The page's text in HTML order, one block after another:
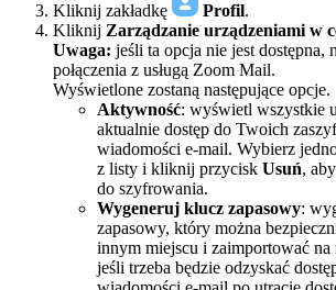
Kliknij zakładkę
Profil.
Kliknij Zarządzanie urządzeniami w
Uwaga: jeśli ta opcja nie jest dostępna,
połączenia z usługą Zoom Mail.
Wyświetlone zostaną następujące opcje.
Aktywność: wyświetl wszystkie
aktualnie dostęp do Twoich
wiadomości e-mail. Wybierz
z listy i kliknij przycisk Usuń,
do szyfrowania.
Wygeneruj klucz zapasowy:
zapasowy, który można
innym miejscu i zaimportować
jeśli trzeba będzie odzyskać